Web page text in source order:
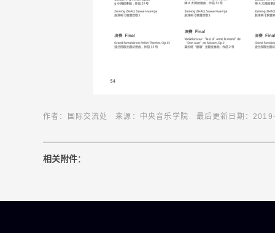
作者：国际交流处 来源：中央音乐学院 最后更新日期：
相关附件：